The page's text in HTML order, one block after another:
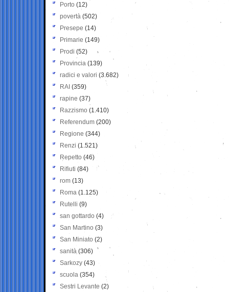
Porto (12)
povertà (502)
Presepe (14)
Primarie (149)
Prodi (52)
Provincia (139)
radici e valori (3.682)
RAI (359)
rapine (37)
Razzismo (1.410)
Referendum (200)
Regione (344)
Renzi (1.521)
Repetto (46)
Rifiuti (84)
rom (13)
Roma (1.125)
Rutelli (9)
san gottardo (4)
San Martino (3)
San Miniato (2)
sanità (306)
Sarkozy (43)
scuola (354)
Sestri Levante (2)